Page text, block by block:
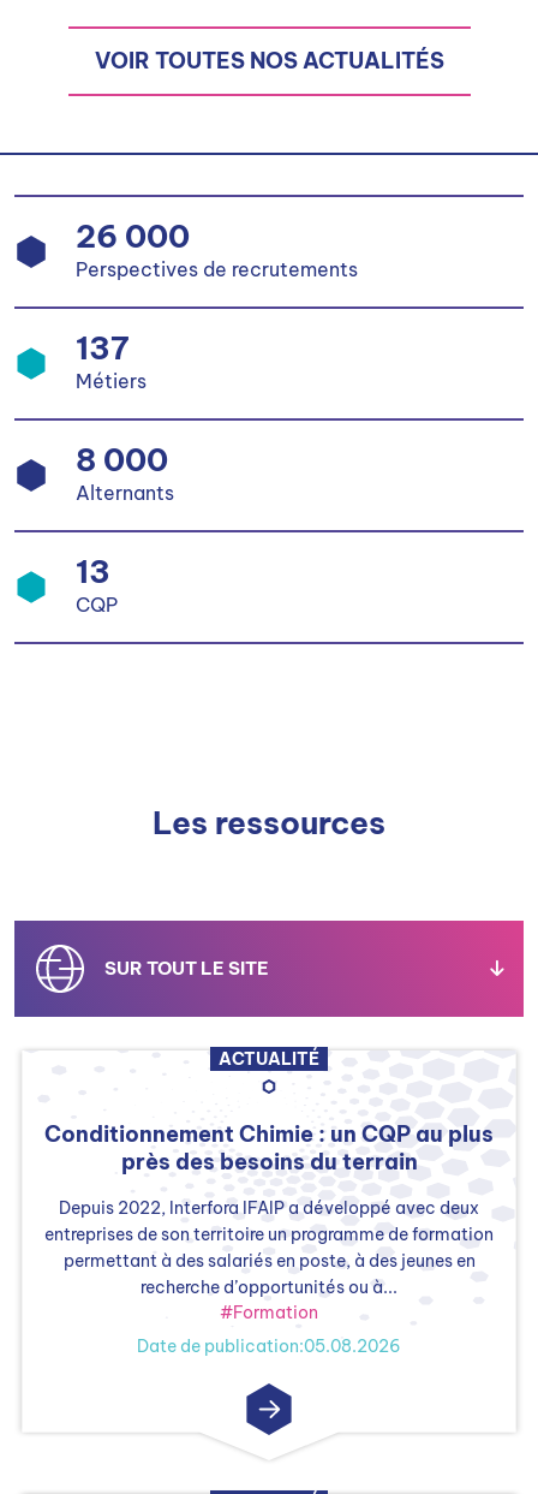
VOIR TOUTES NOS ACTUALITÉS
26 000
Perspectives de recrutements
137
Métiers
8 000
Alternants
13
CQP
Les ressources
SUR TOUT LE SITE
CERTIFICATIONS
MÉTIERS
ACTUALITÉ
Conditionnement Chimie : un CQP au plus
près des besoins du terrain
Depuis 2022, Interfora IFAIP a développé avec deux
entreprises de son territoire un programme de formation
permettant à des salariés en poste, à des jeunes en
recherche d’opportunités ou à...
#Formation
Date de publication:05.08.2026